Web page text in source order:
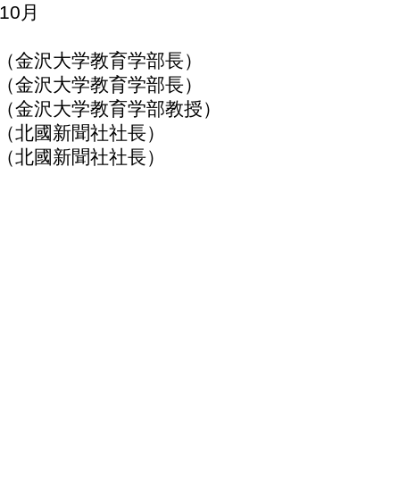
月
金沢大学教育学部長）
金沢大学教育学部長）
金沢大学教育学部教授）
北國新聞社社長）
北國新聞社社長）